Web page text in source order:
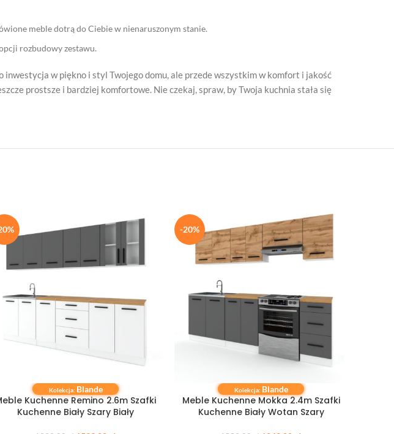
meble dotrą do Ciebie w nienaruszonym stanie.
rozbudowy zestawu.
inwestycja w piękno i styl Twojego domu, ale przede wszystkim w komfort i jakość
prostsze i bardziej komfortowe. Nie czekaj, spraw, by Twoja kuchnia stała się
DO KOSZYKA
Kolekcja: Blande
Kuchenne Remino 2.6m Szafki
Kuchenne Biały Szary Biały
-20%
DODAJ DO KOSZYKA
Kolekcja: Blande
Meble Kuchenne Mokka 2.4m Szafki
Kuchenne Biały Wotan Szary